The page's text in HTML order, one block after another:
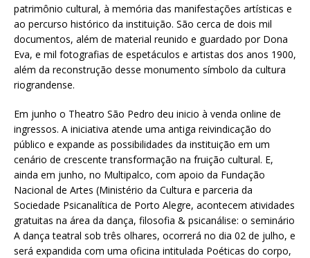
patrimônio cultural, à memória das manifestações artísticas e
ao percurso histórico da instituição. São cerca de dois mil
documentos, além de material reunido e guardado por Dona
Eva, e mil fotografias de espetáculos e artistas dos anos 1900,
além da reconstrução desse monumento símbolo da cultura
riograndense.
Em junho o Theatro São Pedro deu inicio à venda online de
ingressos. A iniciativa atende uma antiga reivindicação do
público e expande as possibilidades da instituição em um
cenário de crescente transformação na fruição cultural. E,
ainda em junho, no Multipalco, com apoio da Fundação
Nacional de Artes (Ministério da Cultura e parceria da
Sociedade Psicanalítica de Porto Alegre, acontecem atividades
gratuitas na área da dança, filosofia & psicanálise: o seminário
A dança teatral sob três olhares, ocorrerá no dia 02 de julho, e
será expandida com uma oficina intitulada Poéticas do corpo,